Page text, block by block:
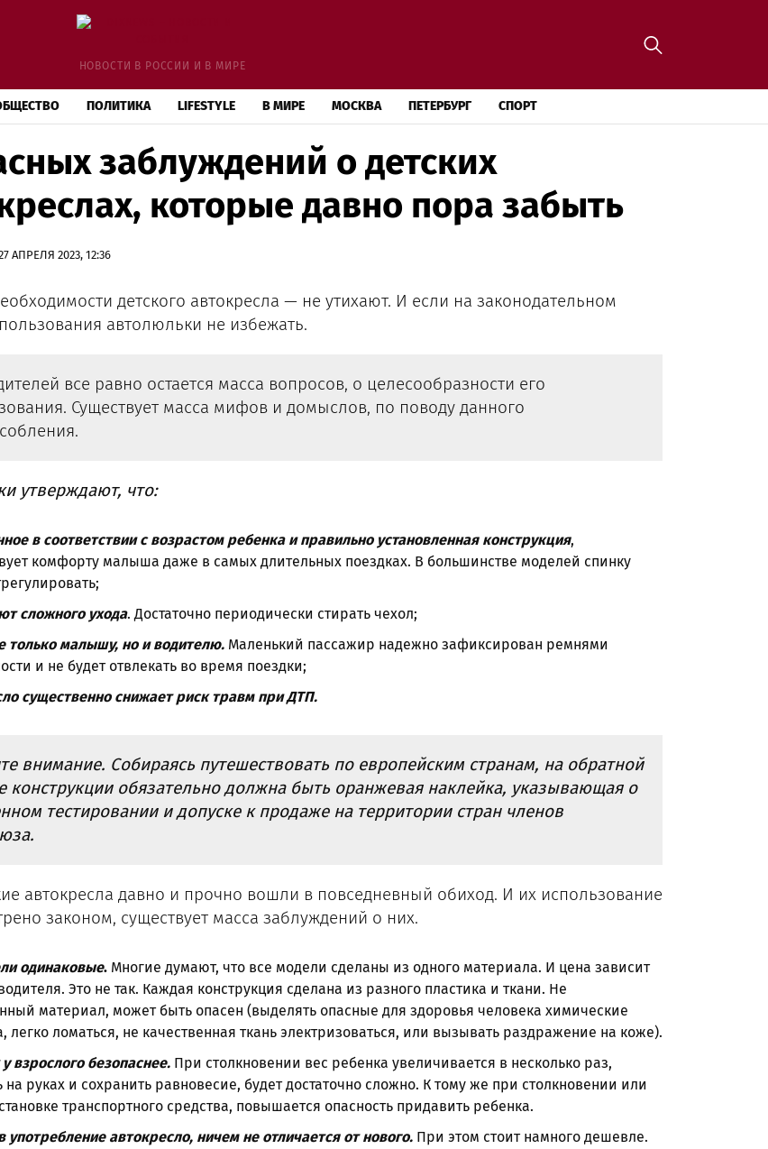
НОВОСТИ В РОССИИ И В МИРЕ
ПОЛИТИКА LIFESTYLE В МИРЕ МОСКВА ПЕТЕРБУРГ СПОРТ
заблуждений о детских
которые давно пора забыть
АПРЕЛЯ 2023, 12:36
детского автокресла — не утихают. И если на законодательном
автолюльки не избежать.
все равно остается масса вопросов, о целесообразности его
Существует масса мифов и домыслов, по поводу данного
утверждают, что:
в соответствии с возрастом ребенка и правильно установленная конструкция,
комфорту малыша даже в самых длительных поездках. В большинстве моделей спинку
сложного ухода. Достаточно периодически стирать чехол;
только малышу, но и водителю.Маленький пассажир надежно зафиксирован ремнями
и не будет отвлекать во время поездки;
существенно снижает риск травм при ДТП.
внимание. Собираясь путешествовать по европейским странам, на обратной
конструкции обязательно должна быть оранжевая наклейка, указывающая о
тестировании и допуске к продаже на территории стран членов
автокресла давно и прочно вошли в повседневный обиход. И их использование
законом, существует масса заблуждений о них.
одинаковые.Многие думают, что все модели сделаны из одного материала. И цена зависит
Это не так. Каждая конструкция сделана из разного пластика и ткани. Не
материал, может быть опасен (выделять опасные для здоровья человека химические
легко ломаться, не качественная ткань электризоваться, или вызывать раздражение на коже).
взрослого безопаснее. При столкновении вес ребенка увеличивается в несколько раз,
на руках и сохранить равновесие, будет достаточно сложно. К тому же при столкновении или
транспортного средства, повышается опасность придавить ребенка.
автокресло, ничем не отличается от нового. При этом стоит намного дешевле.